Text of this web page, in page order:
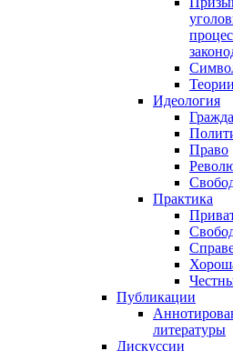
Идеология
Право
Практика
Публикации
литературы
Дискуссии